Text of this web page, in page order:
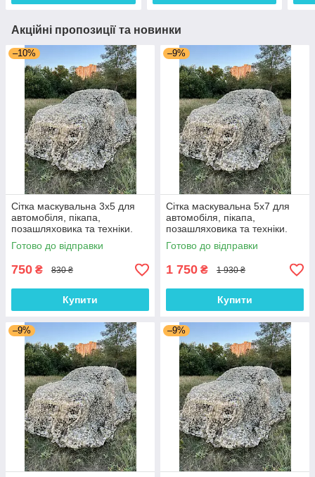
Акційні пропозиції та новинки
–10%
Сітка маскувальна 3х5 для
автомобіля, пікапа,
позашляховика та техніки.
Колір "Суха трава"
Готово до відправки
750 ₴ 830 ₴
Купити
–9%
Сітка маскувальна 5х7 для
автомобіля, пікапа,
позашляховика та техніки.
Колір "Суха трава"
Готово до відправки
1 750 ₴ 1 930 ₴
Купити
–9% –9%